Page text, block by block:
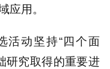
应用。
活动坚持“四个面
研究取得的重要进